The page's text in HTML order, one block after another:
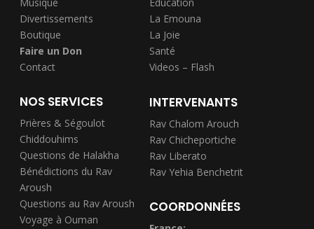
Divertissements
Boutique
Faire un Don
Contact
La Emouna
La Joie
Santé
Videos – Flash
NOS SERVICES
Prières & Ségoulot
Chiddouhims
Questions de Halakha
Bénédictions du Rav
Aroush
Questions au Rav Aroush
Voyage à Ouman
INTERVENANTS
Rav Chalom Arouch
Rav Chicheportiche
Rav Liberato
Rav Yehia Benchetrit
COORDONNÉES